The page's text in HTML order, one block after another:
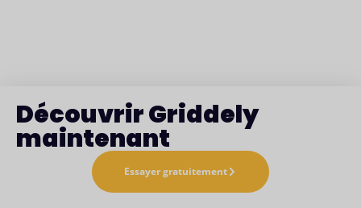
Découvrir Griddely
maintenant
Essayer gratuitement